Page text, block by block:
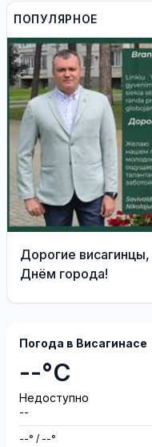
Сквернялису временно
разрешили выехать за
границу
ПОПУЛЯРНОЕ
Дорогие
Днём города!
Погода в Висагинасе
--°C
Недоступно
--
--° / --°